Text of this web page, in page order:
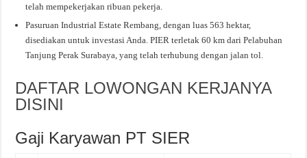
telah mempekerjakan ribuan pekerja.
Pasuruan Industrial Estate Rembang, dengan luas 563 hektar,
disediakan untuk investasi Anda. PIER terletak 60 km dari Pelabuhan
Tanjung Perak Surabaya, yang telah terhubung dengan jalan tol.
DAFTAR LOWONGAN KERJANYA
DISINI
Gaji Karyawan PT SIER